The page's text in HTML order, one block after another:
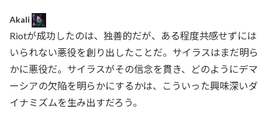
Akali
Riotが成功したのは、独善的だが、ある程度共感せずには
いられない悪役を創り出したことだ。サイラスはまだ明ら
かに悪役だ。サイラスがその信念を貫き、どのようにデマ
ーシアの欠陥を明らかにするかは、こういった興味深いダ
イナミズムを生み出すだろう。